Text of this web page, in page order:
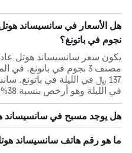
نجوم في باتونغ؟
يكون سعر سانسيساند هوتل
مصنف 3 نجوم في باتونغ.
في الليلة وهو أرخص بنسبة 38% وسطياً في باتونغ.
هل يوجد مسبح في سانسيساند
ما هو رقم هاتف سانسيساند